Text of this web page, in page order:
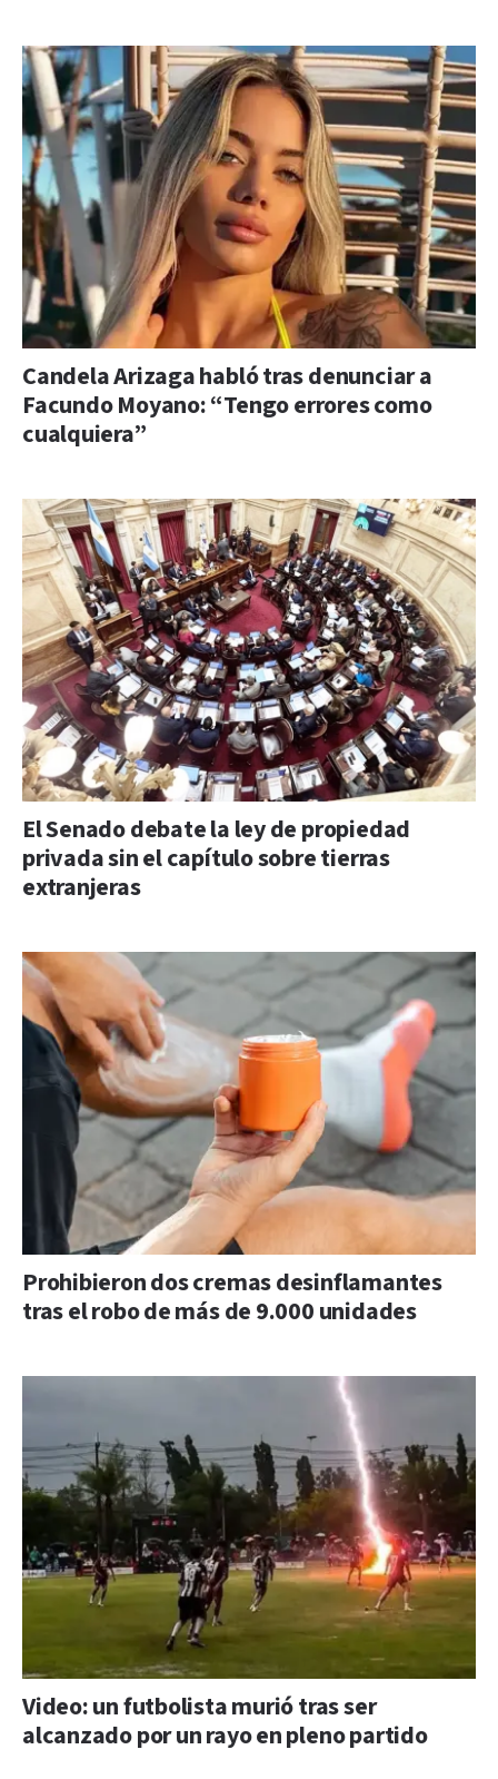
Candela Arizaga habló tras denunciar a
Facundo Moyano: “Tengo errores como
cualquiera”
El Senado debate la ley de propiedad
privada sin el capítulo sobre tierras
extranjeras
Prohibieron dos cremas desinflamantes
tras el robo de más de 9.000 unidades
Video: un futbolista murió tras ser
alcanzado por un rayo en pleno partido